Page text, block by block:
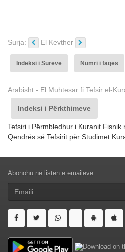
Surja: El Kevther
Indeksi i Sureve Numri i faqes
Arabisht - El Muhtesar fi Tefsir el-
Indeksi i Përkthimeve
Tefsiri i Përmbledhur i Kuranit Fisnik
Qendrës së Tefsirit për Studimet
Abonohu në listën e emaileve